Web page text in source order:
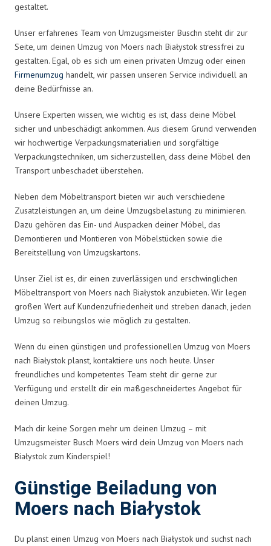
gestaltet.
Unser erfahrenes Team von Umzugsmeister Buschn steht dir zur
Seite, um deinen Umzug von Moers nach Białystok stressfrei zu
gestalten. Egal, ob es sich um einen privaten Umzug oder einen
Firmenumzug handelt, wir passen unseren Service individuell an
deine Bedürfnisse an.
Unsere Experten wissen, wie wichtig es ist, dass deine Möbel
sicher und unbeschädigt ankommen. Aus diesem Grund verwenden
wir hochwertige Verpackungsmaterialien und sorgfältige
Verpackungstechniken, um sicherzustellen, dass deine Möbel den
Transport unbeschadet überstehen.
Neben dem Möbeltransport bieten wir auch verschiedene
Zusatzleistungen an, um deine Umzugsbelastung zu minimieren.
Dazu gehören das Ein- und Auspacken deiner Möbel, das
Demontieren und Montieren von Möbelstücken sowie die
Bereitstellung von Umzugskartons.
Unser Ziel ist es, dir einen zuverlässigen und erschwinglichen
Möbeltransport von Moers nach Białystok anzubieten. Wir legen
großen Wert auf Kundenzufriedenheit und streben danach, jeden
Umzug so reibungslos wie möglich zu gestalten.
Wenn du einen günstigen und professionellen Umzug von Moers
nach Białystok planst, kontaktiere uns noch heute. Unser
freundliches und kompetentes Team steht dir gerne zur
Verfügung und erstellt dir ein maßgeschneidertes Angebot für
deinen Umzug.
Mach dir keine Sorgen mehr um deinen Umzug – mit
Umzugsmeister Busch Moers wird dein Umzug von Moers nach
Białystok zum Kinderspiel!
Günstige Beiladung von
Moers nach Białystok
Du planst einen Umzug von Moers nach Białystok und suchst nach